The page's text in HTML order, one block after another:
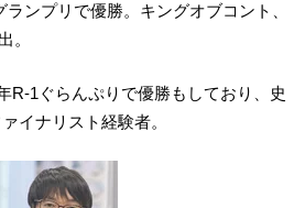
ンプリで優勝。キングオブコント、
。
R-1ぐらんぷりで優勝もしており、史
イナリスト経験者。